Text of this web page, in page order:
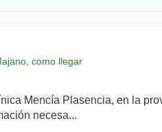
como llegar
Mencía Plasencia, en la
necesa...